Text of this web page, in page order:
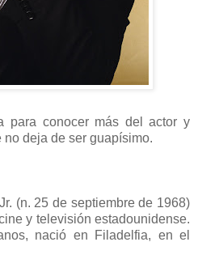
para conocer más del actor y
deja de ser guapísimo.
(n. 25 de septiembre de 1968)
y televisión estadounidense.
nació en Filadelfia, en el